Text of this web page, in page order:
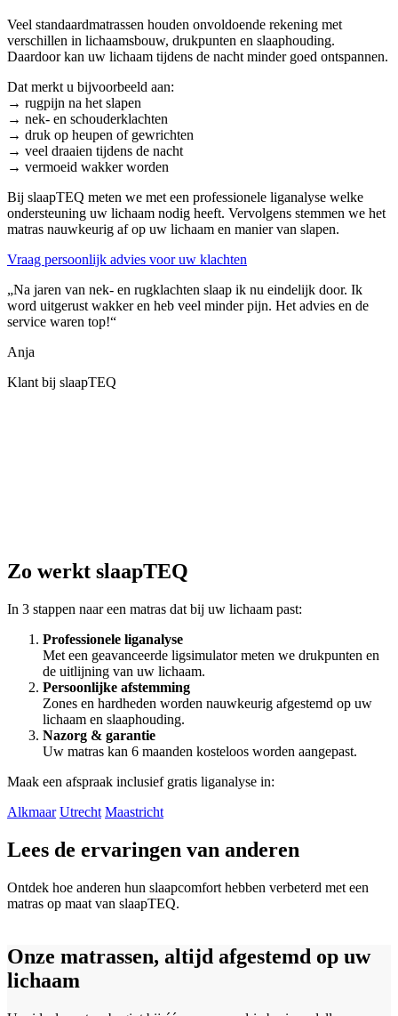
Veel standaardmatrassen houden onvoldoende rekening met
verschillen in lichaamsbouw, drukpunten en slaaphouding.
Daardoor kan uw lichaam tijdens de nacht minder goed ontspannen.
Dat merkt u bijvoorbeeld aan:
→ rugpijn na het slapen
→ nek- en schouderklachten
→ druk op heupen of gewrichten
→ veel draaien tijdens de nacht
→ vermoeid wakker worden
Bij slaapTEQ meten we met een professionele liganalyse welke
ondersteuning uw lichaam nodig heeft. Vervolgens stemmen we het
matras nauwkeurig af op uw lichaam en manier van slapen.
Vraag persoonlijk advies voor uw klachten
„Na jaren van nek- en rugklachten slaap ik nu eindelijk door. Ik
word uitgerust wakker en heb veel minder pijn. Het advies en de
service waren top!“
Anja
Klant bij slaapTEQ
Zo werkt slaapTEQ
In 3 stappen naar een matras dat bij uw lichaam past:
Professionele liganalyse
Met een geavanceerde ligsimulator meten we drukpunten en
de uitlijning van uw lichaam.
Persoonlijke afstemming
Zones en hardheden worden nauwkeurig afgestemd op uw
lichaam en slaaphouding.
Nazorg & garantie
Uw matras kan 6 maanden kosteloos worden aangepast.
Maak een afspraak inclusief gratis liganalyse in:
Alkmaar Utrecht Maastricht
Lees de ervaringen van anderen
Ontdek hoe anderen hun slaapcomfort hebben verbeterd met een
matras op maat van slaapTEQ.
Onze matrassen, altijd afgestemd op uw
lichaam